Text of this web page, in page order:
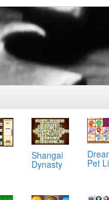
Shangai
Dynasty Pet